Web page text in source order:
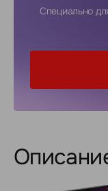
Специально